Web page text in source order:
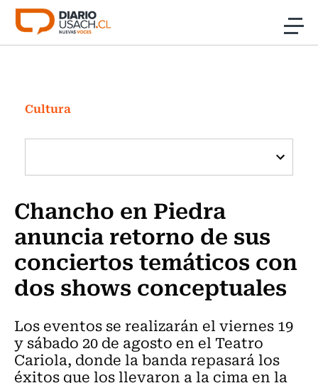
Click acá para ir directamente al contenido
Investigación
Cultura
Programas Radio y TV Usach
Cultura
Chancho en Piedra
anuncia retorno de sus
conciertos temáticos con
dos shows conceptuales
Los eventos se realizarán el viernes 19
y sábado 20 de agosto en el Teatro
Cariola, donde la banda repasará los
éxitos que los llevaron a la cima en la